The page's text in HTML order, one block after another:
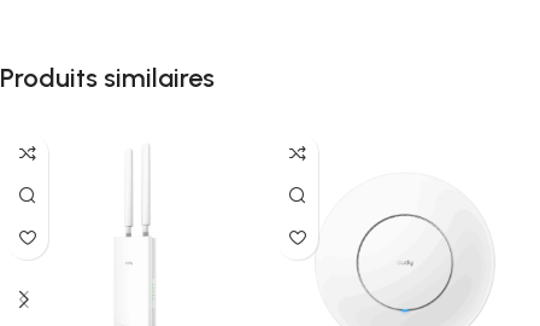
Produits similaires